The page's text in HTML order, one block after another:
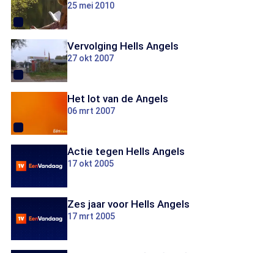
25 mei 2010
Vervolging Hells Angels
27 okt 2007
Het lot van de Angels
06 mrt 2007
Actie tegen Hells Angels
17 okt 2005
Zes jaar voor Hells Angels
17 mrt 2005